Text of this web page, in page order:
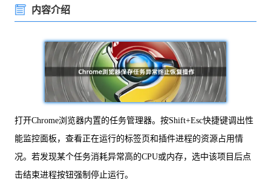
内容介绍
打开Chrome浏览器内置的任务管理器。按Shift+Esc快捷键调出性
能监控面板，查看正在运行的标签页和插件进程的资源占用情
况。若发现某个任务消耗异常高的CPU或内存，选中该项目后点
击结束进程按钮强制停止运行。